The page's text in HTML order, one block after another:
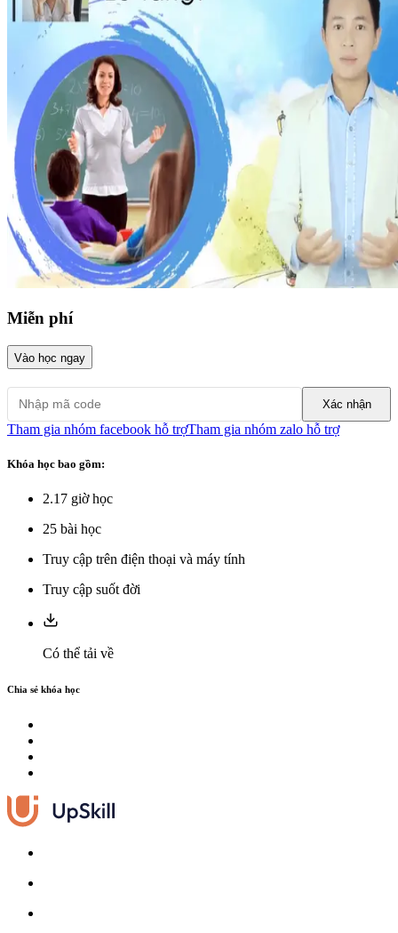
Miễn phí
Vào học ngay
Xác nhận
Tham gia nhóm facebook hỗ trợTham gia nhóm zalo hỗ trợ
Khóa học bao gồm:
2.17 giờ học
25 bài học
Truy cập trên điện thoại và máy tính
Truy cập suốt đời
Có thể tải về
Chia sẻ khóa học